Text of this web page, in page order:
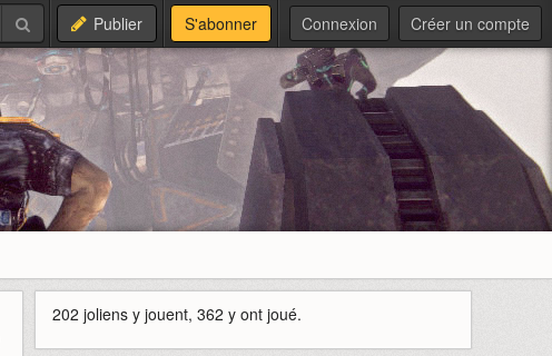
Publier S'abonner Connexion Créer un compte
202 joliens y jouent, 362 y ont joué.